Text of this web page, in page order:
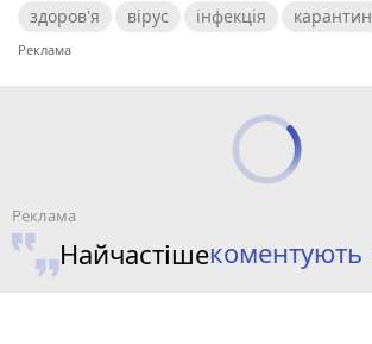
здоров'я вірус інфекція карантин
Найчастішекоментують